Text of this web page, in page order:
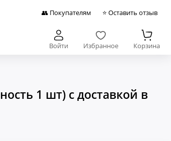
👥 Покупателям ⭐ Оставить отзыв
Войти Избранное Корзина
1 шт) с доставкой в